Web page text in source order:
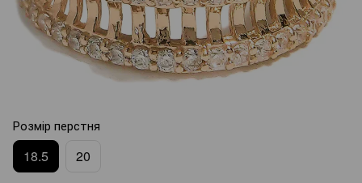
Розмір перстня
18.5 20